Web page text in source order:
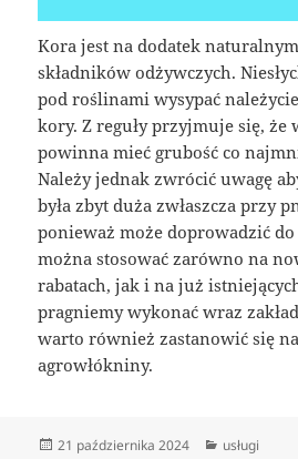
Kora jest na dodatek
składników odżywczych.
pod roślinami wysypać
kory. Z reguły przyjmuje się, że
powinna mieć grubość co
Należy jednak zwrócić uwagę
była zbyt duża zwłaszcza przy
ponieważ może doprowadzić
można stosować zarówno na
rabatach, jak i na już
pragniemy wykonać wraz
warto również zastanowić się
agrowłókniny.
Data
21 października 2024 Kategorie
usługi